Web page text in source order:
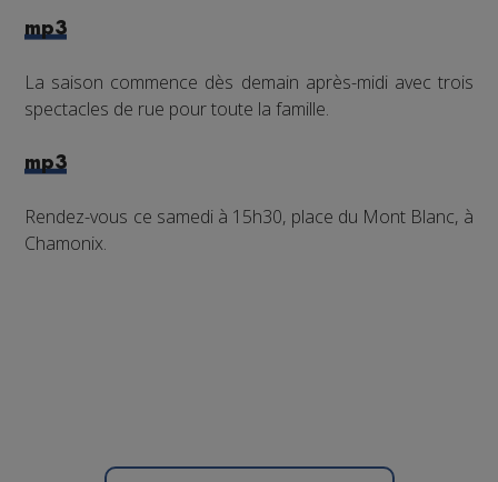
mp3
La saison commence dès demain après-midi avec trois
spectacles de rue pour toute la famille.
mp3
Rendez-vous ce samedi à 15h30, place du Mont Blanc, à
Chamonix.